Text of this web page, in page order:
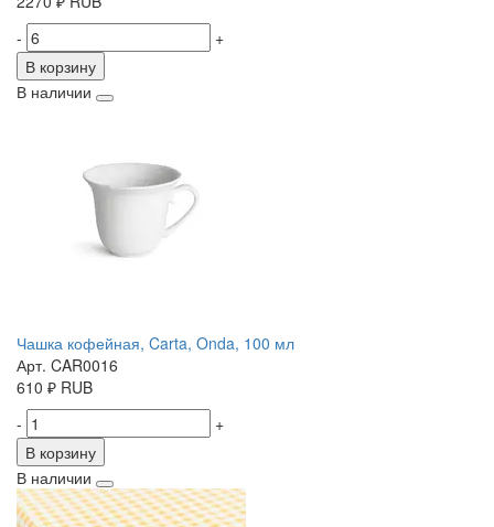
-
+
В корзину
В наличии
Чашка кофейная, Carta, Onda, 100 мл
Арт. CAR0016
610 ₽ RUB
-
+
В корзину
В наличии